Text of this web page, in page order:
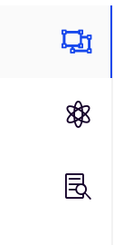


